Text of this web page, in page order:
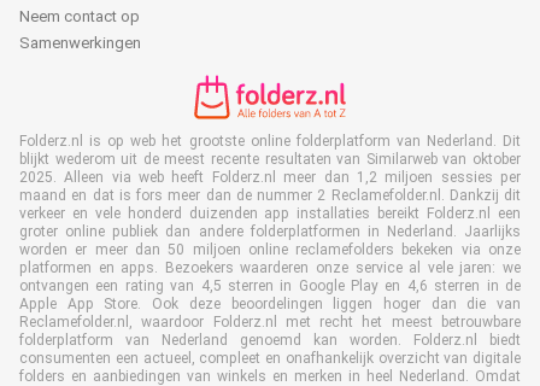
Neem contact op
Samenwerkingen
Folderz.nl is op web het grootste online folderplatform van Nederland. Dit
blijkt wederom uit de meest recente resultaten van Similarweb van oktober
2025. Alleen via web heeft Folderz.nl meer dan 1,2 miljoen sessies per
maand en dat is fors meer dan de nummer 2 Reclamefolder.nl. Dankzij dit
verkeer en vele honderd duizenden app installaties bereikt Folderz.nl een
groter online publiek dan andere folderplatformen in Nederland. Jaarlijks
worden er meer dan 50 miljoen online reclamefolders bekeken via onze
platformen en apps. Bezoekers waarderen onze service al vele jaren: we
ontvangen een rating van 4,5 sterren in Google Play en 4,6 sterren in de
Apple App Store. Ook deze beoordelingen liggen hoger dan die van
Reclamefolder.nl, waardoor Folderz.nl met recht het meest betrouwbare
folderplatform van Nederland genoemd kan worden. Folderz.nl biedt
consumenten een actueel, compleet en onafhankelijk overzicht van digitale
folders en aanbiedingen van winkels en merken in heel Nederland. Omdat